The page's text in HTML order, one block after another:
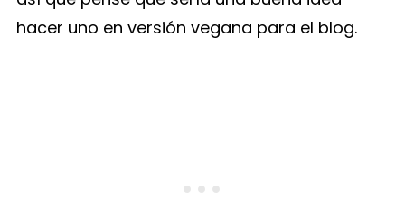
hacer uno en versión vegana para el blog.